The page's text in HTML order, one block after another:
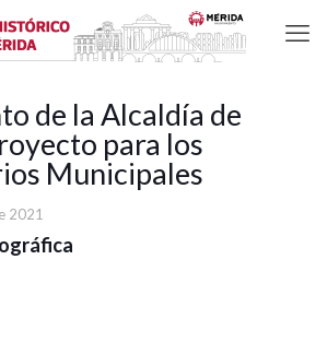
de la Alcaldía de
para los
Municipales
2021